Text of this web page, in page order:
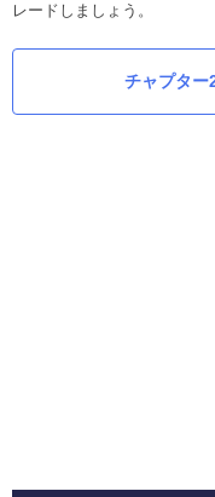
レードしましょう。
チャプター